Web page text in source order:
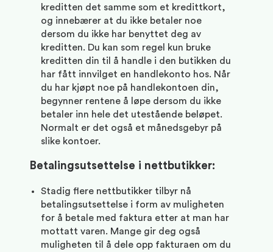
kreditten det samme som et kredittkort,
og innebærer at du ikke betaler noe
dersom du ikke har benyttet deg av
kreditten. Du kan som regel kun bruke
kreditten din til å handle i den butikken du
har fått innvilget en handlekonto hos. Når
du har kjøpt noe på handlekontoen din,
begynner rentene å løpe dersom du ikke
betaler inn hele det utestående beløpet.
Normalt er det også et månedsgebyr på
slike kontoer.
Betalingsutsettelse i nettbutikker:
Stadig flere nettbutikker tilbyr nå
betalingsutsettelse i form av muligheten
for å betale med faktura etter at man har
mottatt varen. Mange gir deg også
muligheten til å dele opp fakturaen om du